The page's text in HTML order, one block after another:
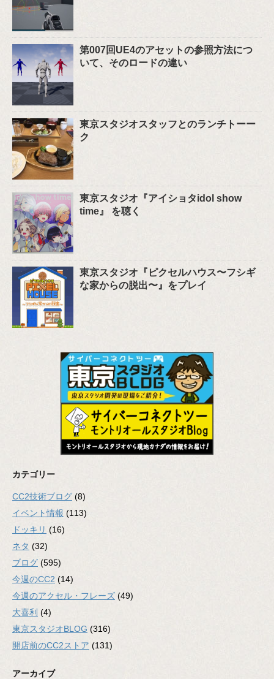
第007回UE4のアセットの参照方法につ
いて、そのロードの違い
東京スタジオスタッフとのランチトーー
ク
東京スタジオ『アイショタidol show
time』 を聴く
東京スタジオ『ピクセルハウス〜フシギ
な家からの脱出〜』をプレイ
カテゴリー
CC2技術ブログ (8)
イベント情報 (113)
ドッキリ (16)
ネタ (32)
ブログ (595)
今週のCC2 (14)
今週のアクセル・フレーズ (49)
大喜利 (4)
東京スタジオBLOG (316)
開店前のCC2ストア (131)
アーカイブ